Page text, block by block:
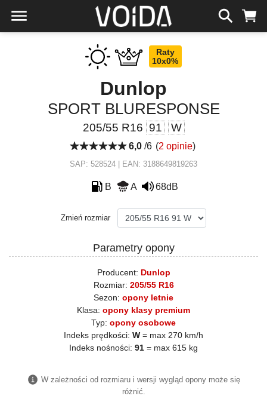
Raty
10x0%
Dunlop
SPORT BLURESPONSE
205/55 R16 91 W
6,0/6 (2 opinie)
SAP: 528524 | EAN: 3188649819263
B A 68dB
Zmień rozmiar
Parametry opony
Producent: Dunlop
Rozmiar: 205/55 R16
Sezon: opony letnie
Klasa: opony klasy premium
Typ: opony osobowe
Indeks prędkości: W = max 270 km/h
Indeks nośności: 91 = max 615 kg
W zależności od rozmiaru i wersji wygląd opony może się
różnić.